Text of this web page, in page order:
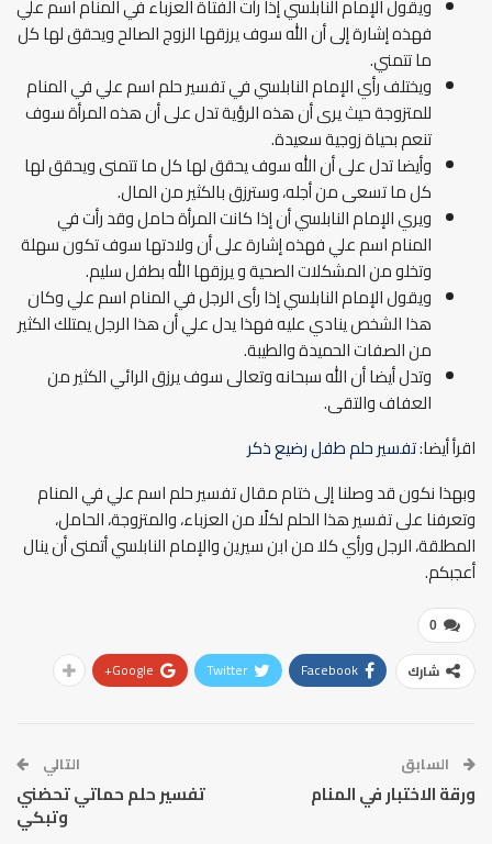
ويقول الإمام النابلسي إذا رأت الفتاة العزباء في المنام اسم علي
فهذه إشارة إلى أن الله سوف يرزقها الزوج الصالح ويحقق لها كل
ما تتمني.
ويختلف رأي الإمام النابلسي في تفسير حلم اسم علي في المنام
للمتزوجة حيث يرى أن هذه الرؤية تدل على أن هذه المرأة سوف
تنعم بحياة زوجية سعيدة.
وأيضا تدل على أن الله سوف يحقق لها كل ما تتمنى ويحقق لها
كل ما تسعى من أجله، وسترزق بالكثير من المال.
ويري الإمام النابلسي أن إذا كانت المرأة حامل وقد رأت في
المنام اسم علي فهذه إشارة على أن ولادتها سوف تكون سهلة
وتخلو من المشكلات الصحية و يرزقها الله بطفل سليم.
ويقول الإمام النابلسي إذا رأى الرجل في المنام اسم علي وكان
هذا الشخص ينادي عليه فهذا يدل علي أن هذا الرجل يمتلك الكثير
من الصفات الحميدة والطيبة.
وتدل أيضا أن الله سبحانه وتعالى سوف يرزق الرائي الكثير من
العفاف والتقى.
اقرأ أيضا:تفسير حلم طفل رضيع ذكر
وبهذا نكون قد وصلنا إلى ختام مقال تفسير حلم اسم علي في المنام
وتعرفنا على تفسير هذا الحلم لكلًا من العزباء، والمتزوجة، الحامل،
المطلقة، الرجل ورأي كلا من ابن سيرين والإمام النابلسي أتمنى أن ينال
أعجبكم.
0
شارك Facebook
Twitter
Google+
السابق
ورقة الاختبار في المنام
التالي
تفسير حلم حماتي تحضني
وتبكي